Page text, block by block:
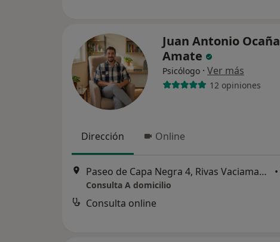
Juan Antonio Ocaña
Amate
Psicólogo · Ver más
12 opiniones
Dirección Online
Paseo de Capa Negra 4, Rivas Vaciamadrid •
Consulta A domicilio
Consulta online